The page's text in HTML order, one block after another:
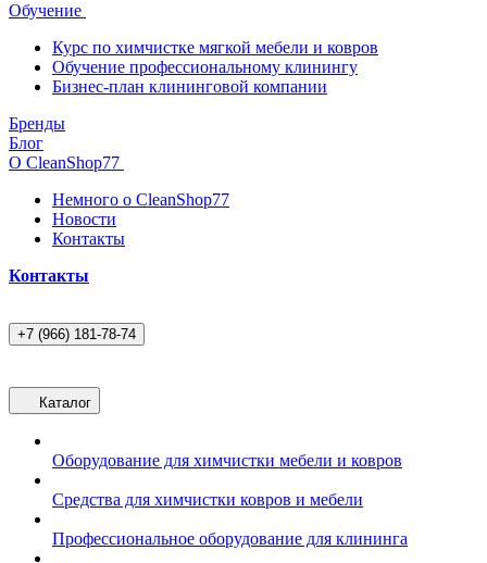
Обучение
Курс по химчистке мягкой мебели и ковров
Обучение профессиональному клинингу
Бизнес-план клининговой компании
Бренды
Блог
О CleanShop77
Немного о CleanShop77
Новости
Контакты
Контакты
+7 (966) 181-78-74
Каталог
Оборудование для химчистки мебели и ковров
Средства для химчистки ковров и мебели
Профессиональное оборудование для клининга